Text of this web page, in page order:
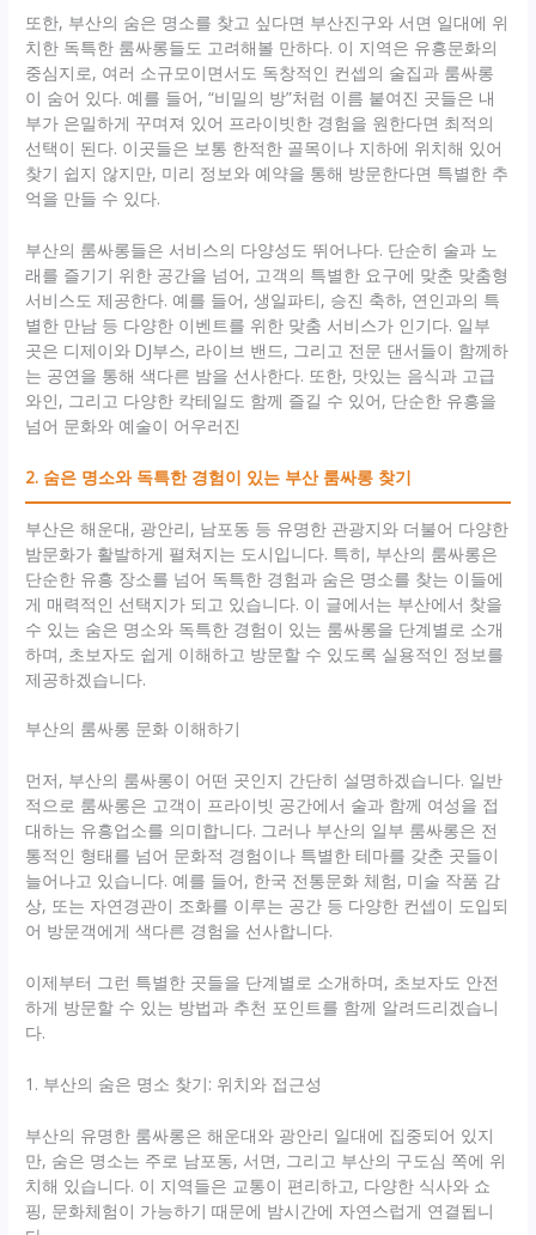
또한, 부산의 숨은 명소를 찾고 싶다면 부산진구와 서면 일대에 위
치한 독특한 룸싸롱들도 고려해볼 만하다. 이 지역은 유흥문화의
중심지로, 여러 소규모이면서도 독창적인 컨셉의 술집과 룸싸롱
이 숨어 있다. 예를 들어, “비밀의 방”처럼 이름 붙여진 곳들은 내
부가 은밀하게 꾸며져 있어 프라이빗한 경험을 원한다면 최적의
선택이 된다. 이곳들은 보통 한적한 골목이나 지하에 위치해 있어
찾기 쉽지 않지만, 미리 정보와 예약을 통해 방문한다면 특별한 추
억을 만들 수 있다.
부산의 룸싸롱들은 서비스의 다양성도 뛰어나다. 단순히 술과 노
래를 즐기기 위한 공간을 넘어, 고객의 특별한 요구에 맞춘 맞춤형
서비스도 제공한다. 예를 들어, 생일파티, 승진 축하, 연인과의 특
별한 만남 등 다양한 이벤트를 위한 맞춤 서비스가 인기다. 일부
곳은 디제이와 DJ부스, 라이브 밴드, 그리고 전문 댄서들이 함께하
는 공연을 통해 색다른 밤을 선사한다. 또한, 맛있는 음식과 고급
와인, 그리고 다양한 칵테일도 함께 즐길 수 있어, 단순한 유흥을
넘어 문화와 예술이 어우러진
2. 숨은 명소와 독특한 경험이 있는 부산 룸싸롱 찾기
부산은 해운대, 광안리, 남포동 등 유명한 관광지와 더불어 다양한
밤문화가 활발하게 펼쳐지는 도시입니다. 특히, 부산의 룸싸롱은
단순한 유흥 장소를 넘어 독특한 경험과 숨은 명소를 찾는 이들에
게 매력적인 선택지가 되고 있습니다. 이 글에서는 부산에서 찾을
수 있는 숨은 명소와 독특한 경험이 있는 룸싸롱을 단계별로 소개
하며, 초보자도 쉽게 이해하고 방문할 수 있도록 실용적인 정보를
제공하겠습니다.
부산의 룸싸롱 문화 이해하기
먼저, 부산의 룸싸롱이 어떤 곳인지 간단히 설명하겠습니다. 일반
적으로 룸싸롱은 고객이 프라이빗 공간에서 술과 함께 여성을 접
대하는 유흥업소를 의미합니다. 그러나 부산의 일부 룸싸롱은 전
통적인 형태를 넘어 문화적 경험이나 특별한 테마를 갖춘 곳들이
늘어나고 있습니다. 예를 들어, 한국 전통문화 체험, 미술 작품 감
상, 또는 자연경관이 조화를 이루는 공간 등 다양한 컨셉이 도입되
어 방문객에게 색다른 경험을 선사합니다.
이제부터 그런 특별한 곳들을 단계별로 소개하며, 초보자도 안전
하게 방문할 수 있는 방법과 추천 포인트를 함께 알려드리겠습니
다.
1. 부산의 숨은 명소 찾기: 위치와 접근성
부산의 유명한 룸싸롱은 해운대와 광안리 일대에 집중되어 있지
만, 숨은 명소는 주로 남포동, 서면, 그리고 부산의 구도심 쪽에 위
치해 있습니다. 이 지역들은 교통이 편리하고, 다양한 식사와 쇼
핑, 문화체험이 가능하기 때문에 밤시간에 자연스럽게 연결됩니